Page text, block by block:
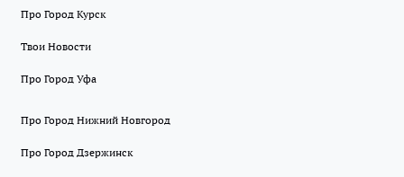
Про Город Курск
Твои Новости
Про Город Уфа
Про Город Нижний Новгород
Про Город Дзержинск